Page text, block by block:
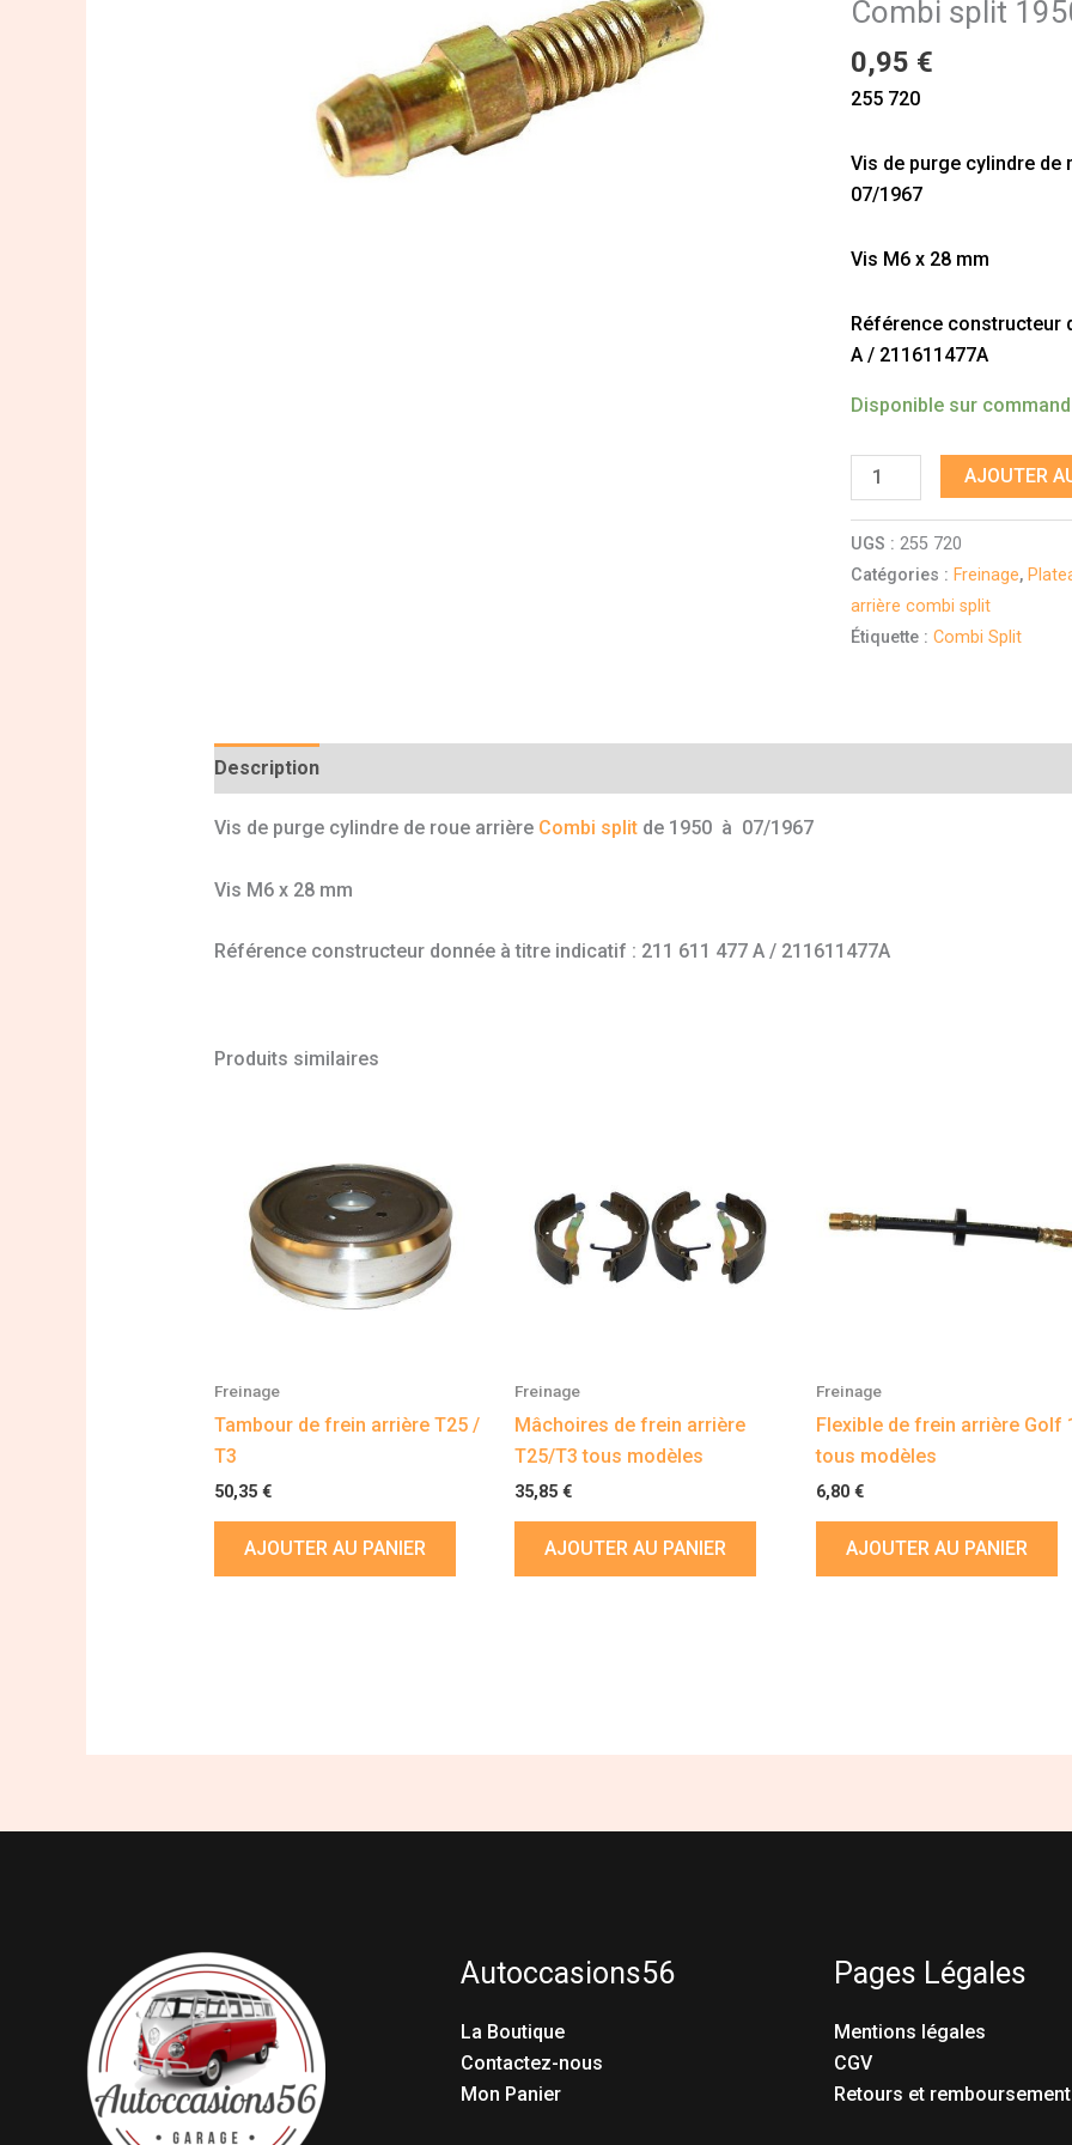
Combi split
0,95 €
255 720
Vis de purge cylindre
07/1967
Vis M6 x 28 mm
Référence constructeur
A / 211611477A
Disponible sur
roue
arrière
Combi
-
07/67
AJOUTER
UGS :255 720
Catégories : Freinage,
arrière combi split
Étiquette :Combi Split
Description
Vis de purge cylindre de roue arrière Combi split de 1950 à 07/1967
Vis M6 x 28 mm
Référence constructeur donnée à titre indicatif : 211 611 477 A / 211611477A
Produits similaires
Freinage
Tambour de frein arrière T25 /
T3
50,35 €
AJOUTER AU PANIER
Freinage
Mâchoires de frein arrière
T25/T3 tous modèles
35,85€
AJOUTER AU PANIER
Freinage
Flexible de frein arrière Golf
tous modèles
6,80 €
AJOUTER AU PANIER
Autoccasions56
La Boutique
Contactez-nous
Mon Panier
Pages Légales
Mentions légales
CGV
Retours et